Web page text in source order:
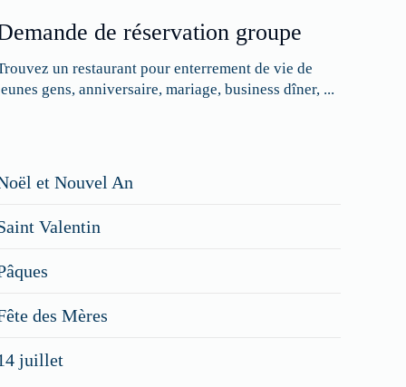
de réservation groupe
un restaurant pour enterrement de vie de
gens, anniversaire, mariage, business dîner, ...
figurer
vos
spéciaux
dans
et Nouvel An
Valentin
des Mères
juillet